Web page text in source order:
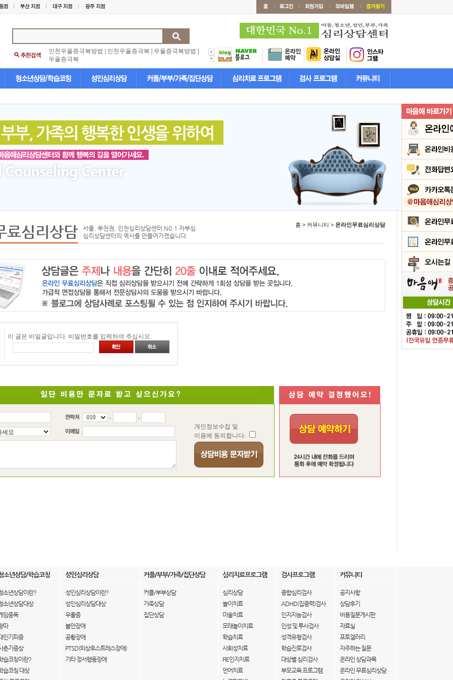
인천우울증극복방법 인천우울증극복 우울증극복방법
우울증극복
료심리상담
서울, 부천권, 인천심리상담센터 N0.1 자부심.
심리상담센터의 역사를 만들어가겠습니다.
홈 > 커뮤니티 > 온라인무료심리상담
이 글은 비밀글입니다. 비밀번호를 입력하여 주십시요.
-
-
개인정보수집 및
이용에 동의합니다.
소년상담/학습코칭 성인심리상담 커플/부부/가족/집단상담 심리치료프로그램 검사프로그램 커뮤니티
소년상담이란?
소년상담대상
임중독
따
인기피증
춘기증상
습코칭이란?
습코칭 대상
성인심리상담이란?
성인심리상담대상
우울증
불안장애
공황장애
PTSD(외상후스트레스장애)
기타 정서행동장애
커플/부부상담
가족상담
집단상담
심리상담
놀이치료
미술치료
모래놀이치료
학습치료
사회성치료
FIE인지치료
언어치료
종합심리검사
ADHD(집중력)검사
인지지능검사
인성 및 투사검사
성격유형검사
학습진로검사
대상별 심리검사
부모교육 프로그램
공지사항
상담후기
비용질문게시판
자료실
포토갤러리
자주하는 질문
온라인 상담과목
온라인 무료심리상담